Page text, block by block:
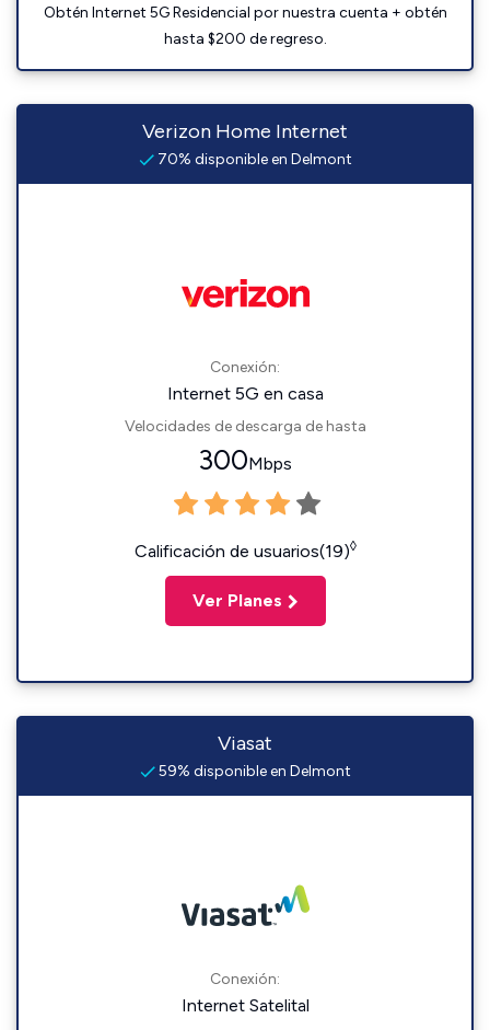
Obtén Internet 5G Residencial por nuestra cuenta + obtén
hasta $200 de regreso.
Verizon Home Internet
70% disponible en Delmont
Conexión:
Internet 5G en casa
Velocidades de descarga de hasta
300Mbps
Calificación de usuarios(19)◊
Ver Planes
Viasat
59% disponible en Delmont
Conexión:
Internet Satelital